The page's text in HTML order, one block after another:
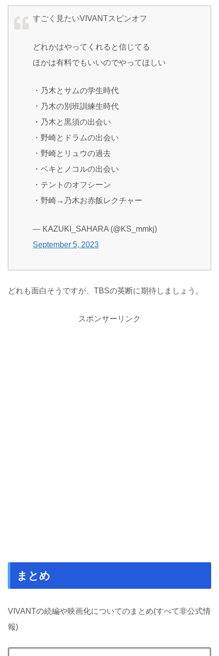
すごく見たいVIVANTスピンオフ
どれかはやってくれると信じてる
ほかは有料でもいいのでやってほしい
・乃木とサムの学生時代
・乃木の別班訓練生時代
・乃木と黒須の出会い
・野崎とドラムの出会い
・野崎とリュウの過去
・ベキとノコルの出会い
・テントのオフシーン
・野崎→乃木お赤飯レクチャー
— KAZUKI_SAHARA (@KS_mmkj)
September 5, 2023
どれも面白そうですが、TBSの英断に期待しましょう。
スポンサーリンク
まとめ
VIVANTの続編や映画化についてのまとめ(すべて非公式情
報)